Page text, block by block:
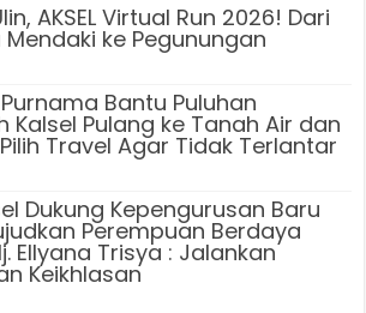
AKSEL Virtual Run 2026! Dari
Mendaki ke Pegunungan
Bantu Puluhan
Kalsel Pulang ke Tanah Air dan
Travel Agar Tidak Terlantar
Dukung Kepengurusan Baru
Perempuan Berdaya
Ellyana Trisya : Jalankan
Keikhlasan